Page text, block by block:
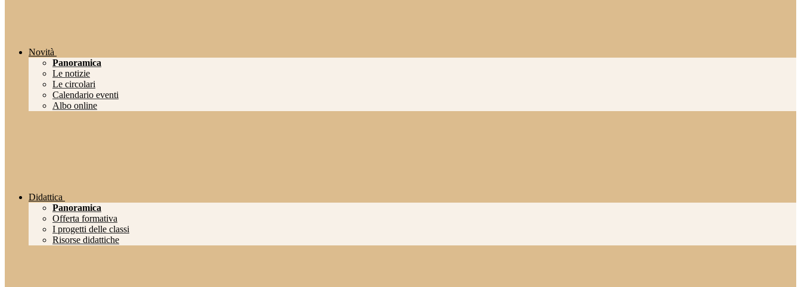
Novità
Panoramica
Le notizie
Le circolari
Calendario eventi
Albo online
Didattica
Panoramica
Offerta formativa
I progetti delle classi
Risorse didattiche